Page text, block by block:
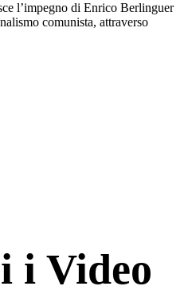
l’impegno di Enrico Berlinguer
comunista, attraverso
i Video